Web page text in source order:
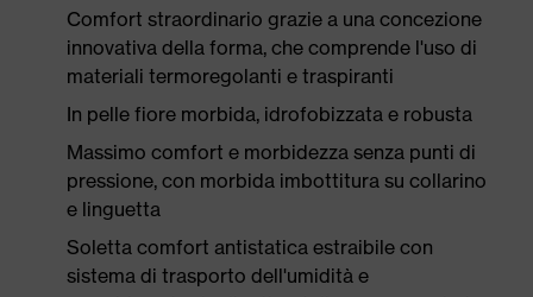
Comfort straordinario grazie a una concezione
innovativa della forma, che comprende l'uso di
materiali termoregolanti e traspiranti
In pelle fiore morbida, idrofobizzata e robusta
Massimo comfort e morbidezza senza punti di
pressione, con morbida imbottitura su collarino
e linguetta
Soletta comfort antistatica estraibile con
sistema di trasporto dell'umidità e